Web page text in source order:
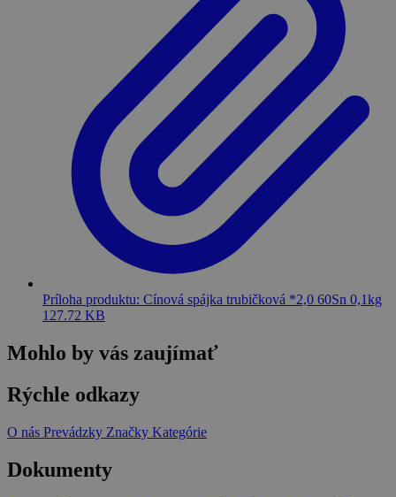
Príloha produktu: Cínová spájka trubičková *2,0 60Sn 0,1kg
127.72 KB
Mohlo by vás zaujímať
Rýchle odkazy
O nás Prevádzky Značky Kategórie
Dokumenty